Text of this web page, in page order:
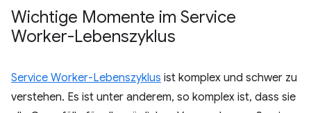
Wichtige Momente im Service
Worker-Lebenszyklus
Service Worker-Lebenszyklus ist komplex und schwer zu
verstehen. Es ist unter anderem, so komplex ist, dass sie